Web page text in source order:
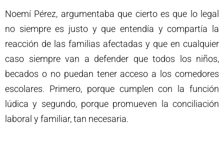
Noemí Pérez, argumentaba que cierto es que lo legal
no siempre es justo y que entendía y compartía la
reacción de las familias afectadas y que en cualquier
caso siempre van a defender que todos los niños,
becados o no puedan tener acceso a los comedores
escolares. Primero, porque cumplen con la función
lúdica y segundo, porque promueven la conciliación
laboral y familiar, tan necesaria.